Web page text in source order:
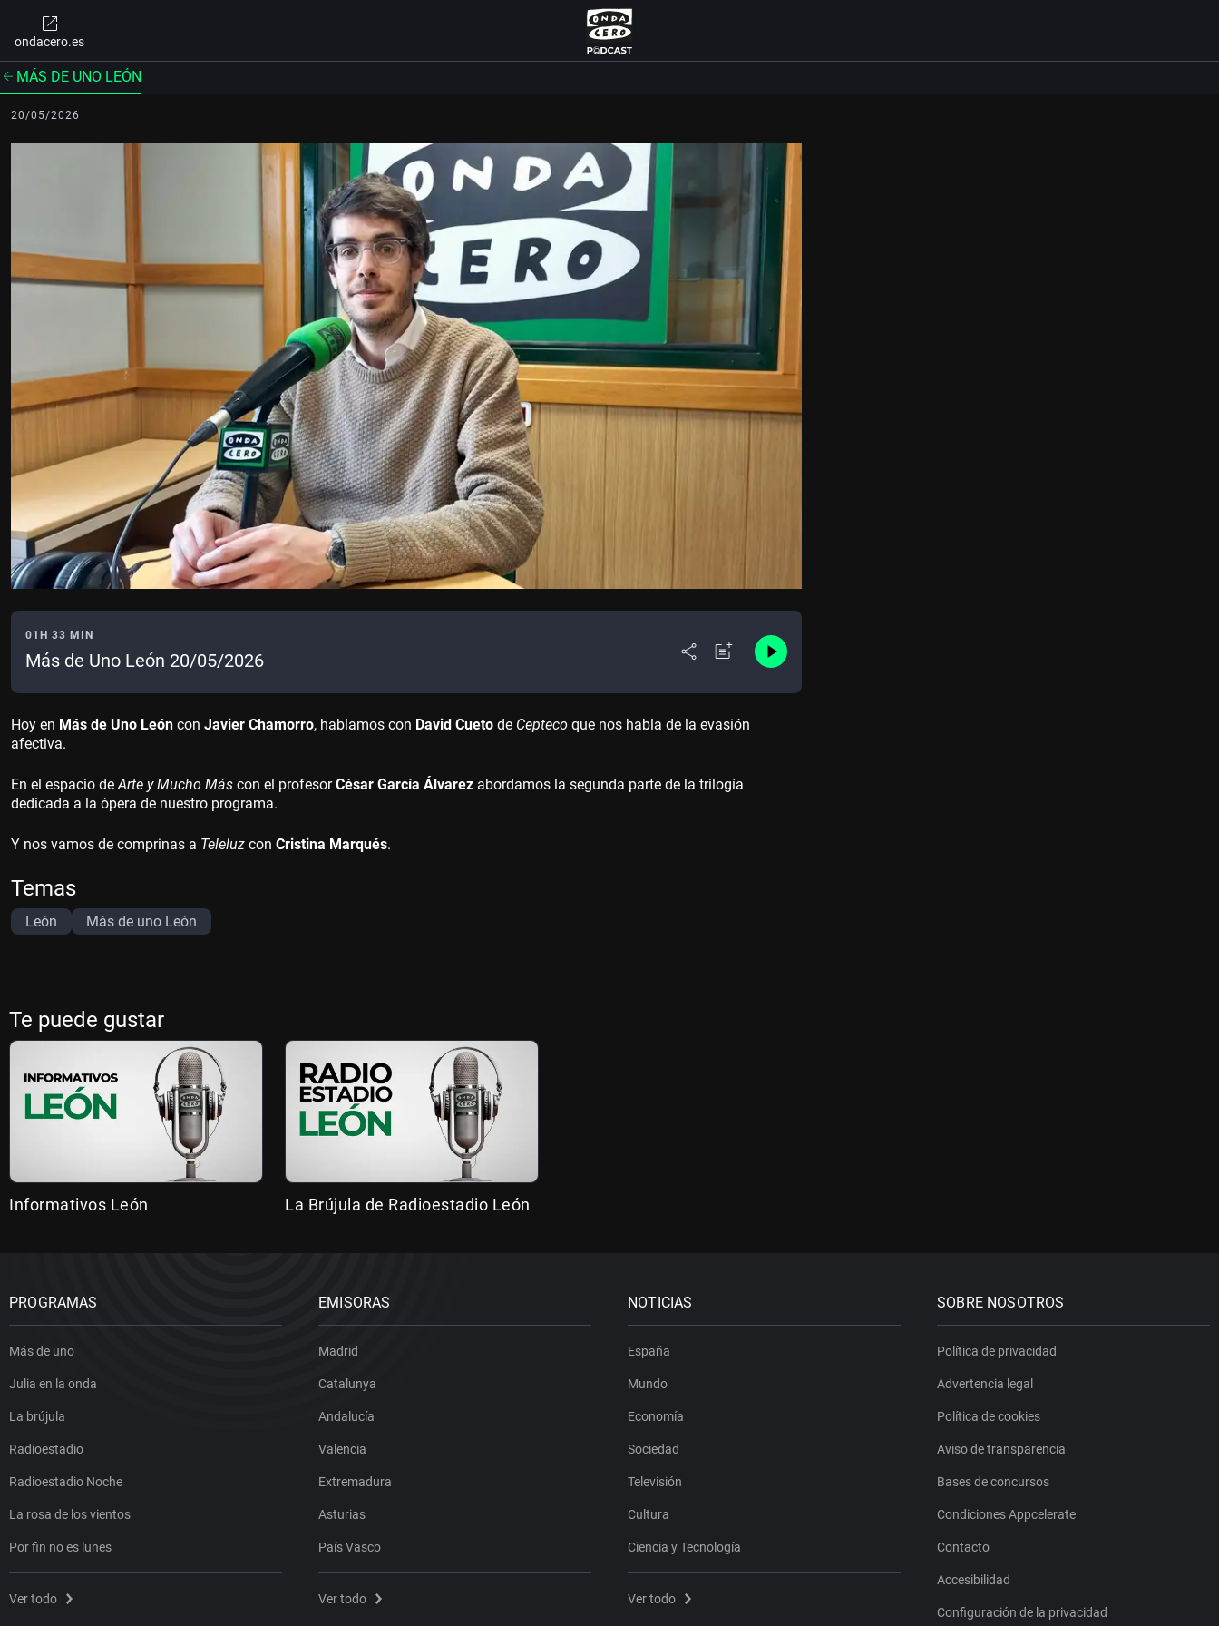
ondacero.es
MÁS DE UNO LEÓN
20/05/2026
01H 33 MIN
Más de Uno León 20/05/2026
Hoy en Más de Uno León con Javier Chamorro, hablamos con David Cueto de Cepteco que nos habla de la evasión
afectiva.
En el espacio de Arte y Mucho Más con el profesorCésar García Álvarez abordamos la segunda parte de la trilogía
dedicada a la ópera de nuestro programa.
Y nos vamos de comprinas a Teleluz con Cristina Marqués.
Temas
León Más de uno León
Te puede gustar
Informativos León La Brújula de Radioestadio León
PROGRAMAS
Más de uno
Julia en la onda
La brújula
Radioestadio
Radioestadio Noche
La rosa de los vientos
Por fin no es lunes
Ver todo
EMISORAS
Madrid
Catalunya
Andalucía
Valencia
Extremadura
Asturias
País Vasco
Ver todo
NOTICIAS
España
Mundo
Economía
Sociedad
Televisión
Cultura
Ciencia y Tecnología
Ver todo
SOBRE NOSOTROS
Política de privacidad
Advertencia legal
Política de cookies
Aviso de transparencia
Bases de concursos
Condiciones Appcelerate
Contacto
Accesibilidad
Configuración de la privacidad